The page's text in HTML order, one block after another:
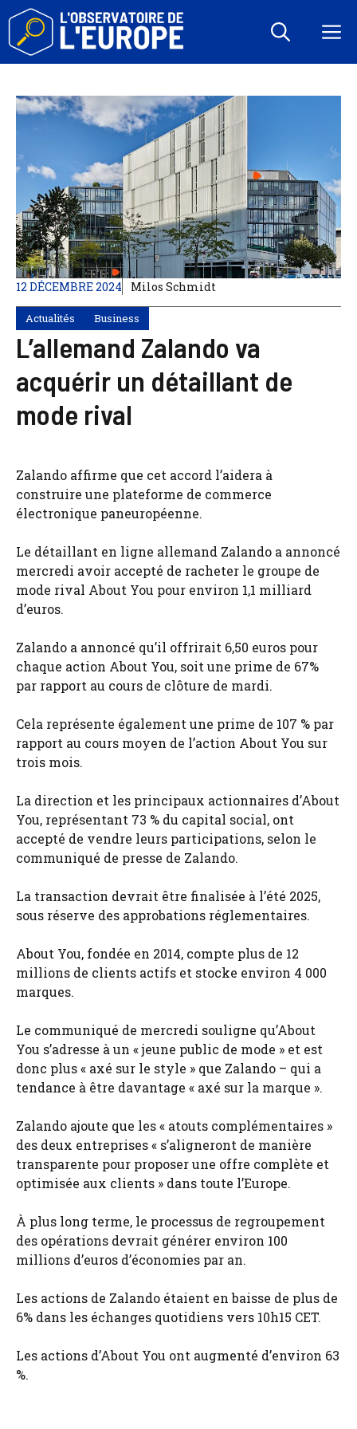
Aller
contenu
12 DÉCEMBRE 2024 Milos Schmidt
Actualités Business
L’allemand Zalando va
acquérir un détaillant de
mode rival
Zalando affirme que cet accord l’aidera à
construire une plateforme de commerce
électronique paneuropéenne.
Le détaillant en ligne allemand Zalando a annoncé
mercredi avoir accepté de racheter le groupe de
mode rival About You pour environ 1,1 milliard
d’euros.
Zalando a annoncé qu’il offrirait 6,50 euros pour
chaque action About You, soit une prime de 67%
par rapport au cours de clôture de mardi.
Cela représente également une prime de 107 % par
rapport au cours moyen de l’action About You sur
trois mois.
La direction et les principaux actionnaires d’About
You, représentant 73 % du capital social, ont
accepté de vendre leurs participations, selon le
communiqué de presse de Zalando.
La transaction devrait être finalisée à l’été 2025,
sous réserve des approbations réglementaires.
About You, fondée en 2014, compte plus de 12
millions de clients actifs et stocke environ 4 000
marques.
Le communiqué de mercredi souligne qu’About
You s’adresse à un « jeune public de mode » et est
donc plus « axé sur le style » que Zalando – qui a
tendance à être davantage « axé sur la marque ».
Zalando ajoute que les « atouts complémentaires »
des deux entreprises « s’aligneront de manière
transparente pour proposer une offre complète et
optimisée aux clients » dans toute l’Europe.
À plus long terme, le processus de regroupement
des opérations devrait générer environ 100
millions d’euros d’économies par an.
Les actions de Zalando étaient en baisse de plus de
6% dans les échanges quotidiens vers 10h15 CET.
Les actions d’About You ont augmenté d’environ 63
%.